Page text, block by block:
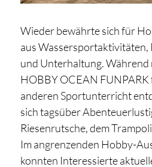
Wieder bewährte sich für
aus
und Unterhaltung. Während
HOBBY OCEAN FUNPARK
anderen Sportunterricht
sich tagsüber
Riesenrutsche, dem
Im angrenzenden Hobby-
konnten Interessierte